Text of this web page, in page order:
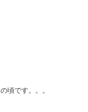
頃です。。。